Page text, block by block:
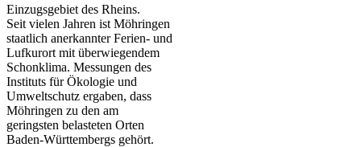
Einzugsgebiet des Rheins.
Seit vielen Jahren ist Möhringen
staatlich anerkannter Ferien- und
Lufkurort mit überwiegendem
Schonklima. Messungen des
Instituts für Ökologie und
Umweltschutz ergaben, dass
Möhringen zu den am
geringsten belasteten Orten
Baden-Württembergs gehört.